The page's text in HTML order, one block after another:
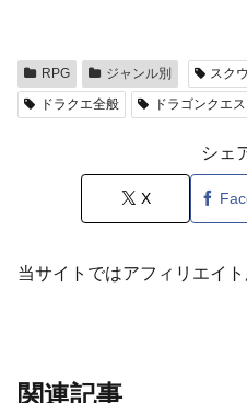
RPG ジャンル別
スク
ドラクエ全般
ドラゴンクエ
シェ
X
当サイトではアフィリエイ
関連記事